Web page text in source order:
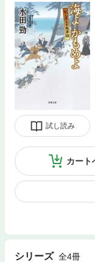
試し読み
カート
シリーズ 全4冊